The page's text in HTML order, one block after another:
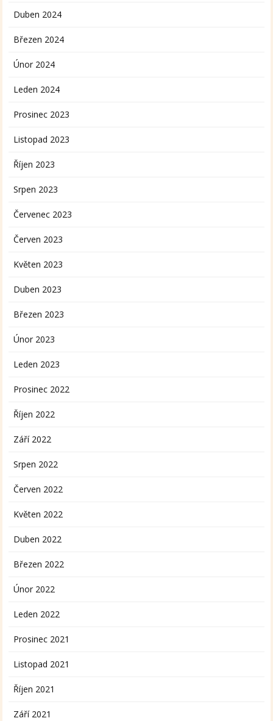
Duben 2024
Březen 2024
Únor 2024
Leden 2024
Prosinec 2023
Listopad 2023
Říjen 2023
Srpen 2023
Červenec 2023
Červen 2023
Květen 2023
Duben 2023
Březen 2023
Únor 2023
Leden 2023
Prosinec 2022
Říjen 2022
Září 2022
Srpen 2022
Červen 2022
Květen 2022
Duben 2022
Březen 2022
Únor 2022
Leden 2022
Prosinec 2021
Listopad 2021
Říjen 2021
Září 2021